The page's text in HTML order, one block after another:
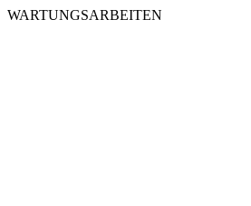
WARTUNGSARBEITEN